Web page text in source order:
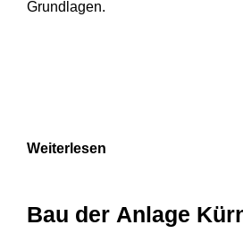
Grundlagen.
Weiterlesen
Bau der Anlage